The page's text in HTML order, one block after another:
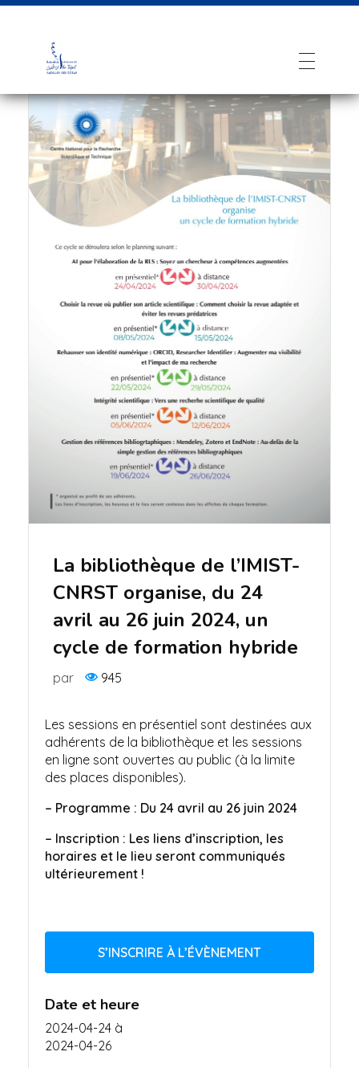
La bibliothèque de l’IMIST-
CNRST organise, du 24
avril au 26 juin 2024, un
cycle de formation hybride
par 945
Les sessions en présentiel sont destinées aux
adhérents de la bibliothèque et les sessions
en ligne sont ouvertes au public (à la limite
des places disponibles).
– Programme : Du 24 avril au 26 juin 2024
– Inscription : Les liens d’inscription, les
horaires et le lieu seront communiqués
ultérieurement !
S’INSCRIRE À L’ÉVÈNEMENT
Date et heure
2024-04-24 à
2024-04-26